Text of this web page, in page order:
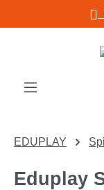
Zum Hauptinhalt
EDUPLAY
Eduplay